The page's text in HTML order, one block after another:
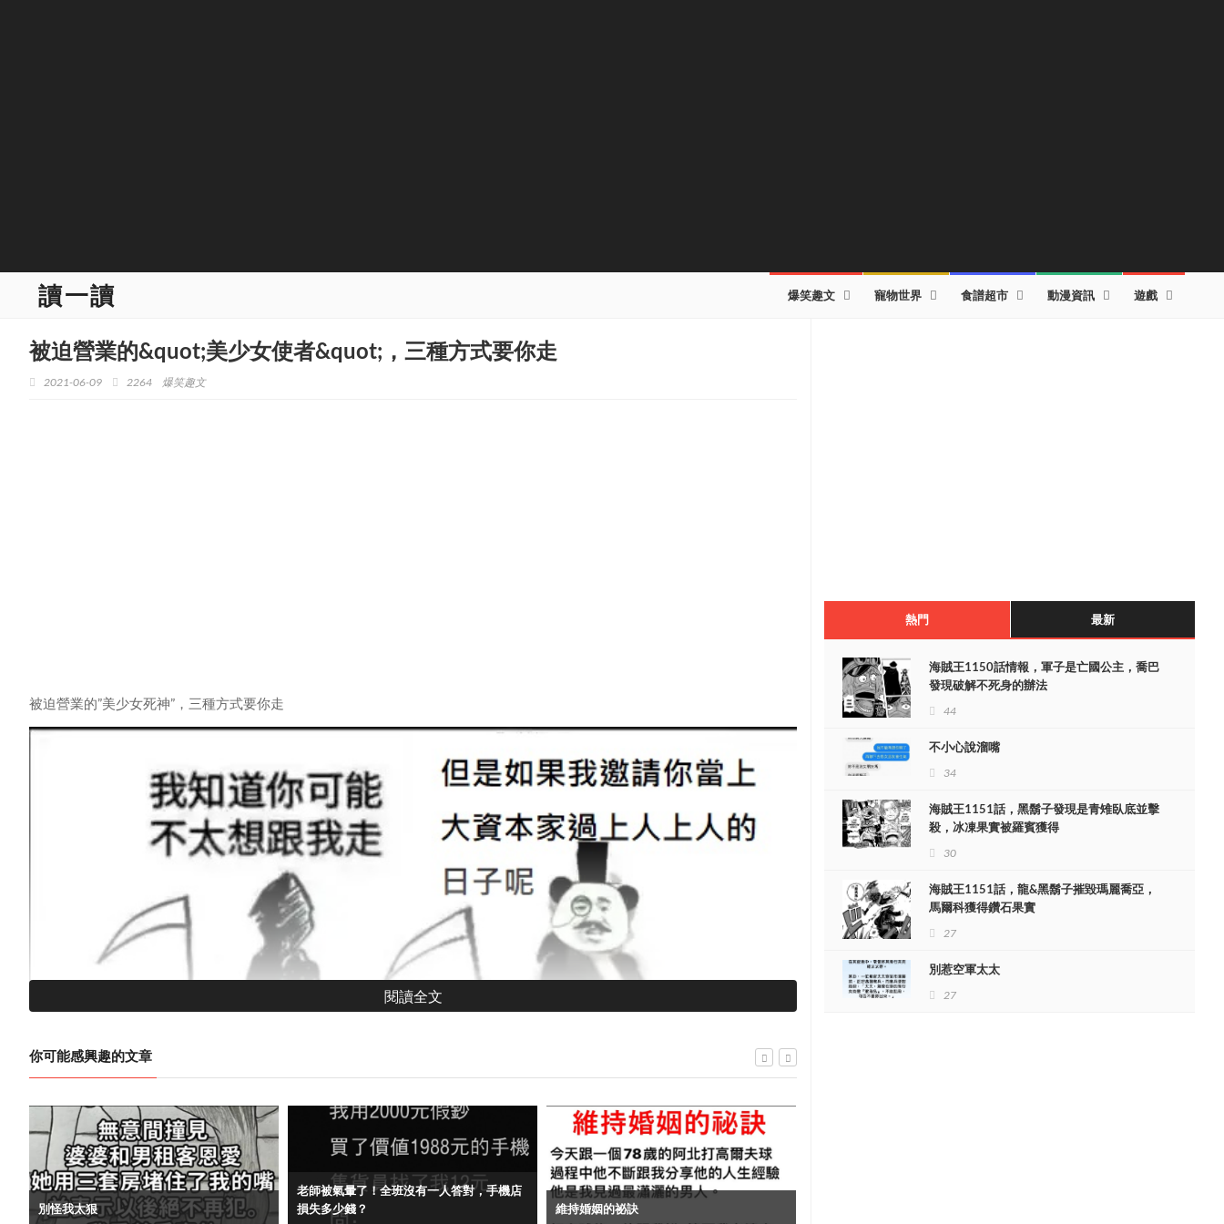
讀一讀 爆笑趣文 寵物世界 食譜超市 動漫資訊 遊戲
被迫營業的&quot;美少女使者&quot;，三種方式要你走
2021-06-09 2264 爆笑趣文
被迫營業的”美少女死神”，三種方式要你走
閱讀全文
你可能感興趣的文章
別怪我太狠
老師被氣暈了！全班沒有一人答對，手機店
損失多少錢？
維持婚姻的祕訣
熱門 最新
海賊王1150話情報，軍子是亡國公主，喬巴
發現破解不死身的辦法
44
不小心說溜嘴
34
海賊王1151話，黑鬍子發現是青雉臥底並擊
殺，冰凍果實被羅賓獲得
30
海賊王1151話，龍&黑鬍子摧毀瑪麗喬亞，
馬爾科獲得鑽石果實
27
別惹空軍太太
27